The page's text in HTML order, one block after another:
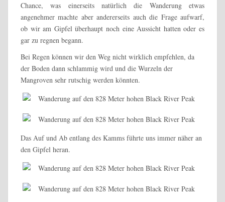
Chance, was einerseits natürlich die Wanderung etwas
angenehmer machte aber andererseits auch die Frage aufwarf,
ob wir am Gipfel überhaupt noch eine Aussicht hatten oder es
gar zu regnen begann.
Bei Regen können wir den Weg nicht wirklich empfehlen, da
der Boden dann schlammig wird und die Wurzeln der
Mangroven sehr rutschig werden könnten.
Das Auf und Ab entlang des Kamms führte uns immer näher an
den Gipfel heran.